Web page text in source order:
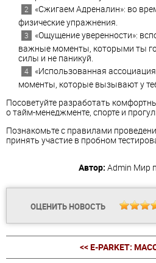
«Сжигаем Адреналин»: во
физические упражнения.
«Ощущение уверенности»:
важные моменты, которыми ты
силы и не паникуй.
«Использованная
моменты, которые вызывают у
Посоветуйте разработать
о тайм-менеджменте, спорте и
Познакомьте с правилами
принять участие в пробном
Автор: Admin Мир
ОЦЕНИТЬ НОВОСТЬ
<< E-PARKET: